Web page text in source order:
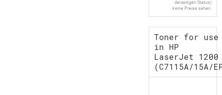
derzeitigen Status)
keine Preise sehen.
Toner for use
in HP
LaserJet 1200
(C7115A/15A/